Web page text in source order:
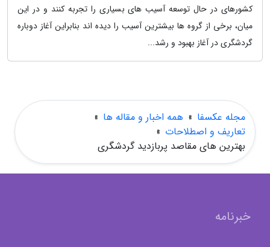
کشورهای در حال توسعه آسیب های بسیاری را تجربه کنند و در این
میان، برخی از گروه ها بیشترین آسیب را دیده اند بنابراین آغاز دوباره
گردشگری در آغاز بهبود و رشد...
مجله عکسفا » همه اخبار و مقاله ها »
تعاریف و اصطلاحات »
بهترین های مقاصد پربازدید گردشگری
خبرنامه